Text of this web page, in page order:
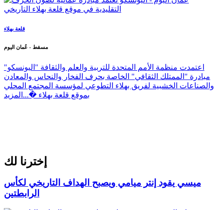
قلعة بهلاء
مسقط - عُمان اليوم
اعتمدت منظمة الأمم المتحدة للتربية والعلم والثقافة "اليونسكو"
مبادرة "الممتلك الثقافي" الخاصة بحرف الفخار والنحاس والمعادن
والصناعات الخشبية لفريق بهلاء التطوعي لمؤسسة المجتمع المحلي
بموقع قلعة بهلاء �... المزيد
إخترنا لك
ميسي يقود إنتر ميامي ويصبح الهداف التاريخي لكأس
الرابطتين